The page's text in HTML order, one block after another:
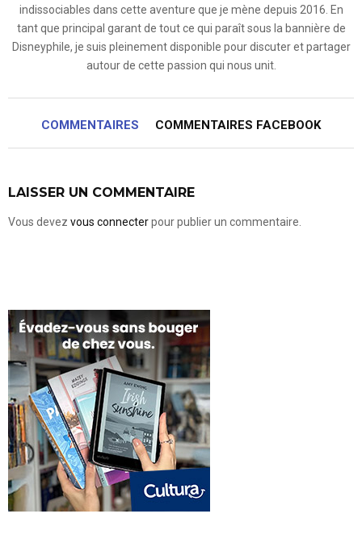
indissociables dans cette aventure que je mène depuis 2016. En
tant que principal garant de tout ce qui paraît sous la bannière de
Disneyphile, je suis pleinement disponible pour discuter et partager
autour de cette passion qui nous unit.
COMMENTAIRES COMMENTAIRES FACEBOOK
LAISSER UN COMMENTAIRE
Vous devez vous connecterpour publier un commentaire.